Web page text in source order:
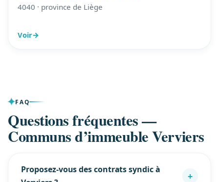
4040 · province de Liège
Voir→
FAQ
Questions fréquentes —
Communs d’immeuble Verviers
Proposez-vous des contrats syndic à
+